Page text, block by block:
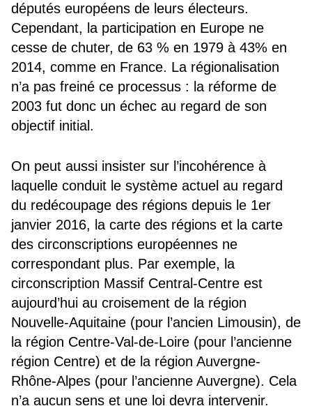
députés européens de leurs électeurs.
Cependant, la participation en Europe ne
cesse de chuter, de 63 % en 1979 à 43% en
2014, comme en France. La régionalisation
n’a pas freiné ce processus : la réforme de
2003 fut donc un échec au regard de son
objectif initial.
On peut aussi insister sur l’incohérence à
laquelle conduit le système actuel au regard
du redécoupage des régions depuis le 1er
janvier 2016, la carte des régions et la carte
des circonscriptions européennes ne
correspondant plus. Par exemple, la
circonscription Massif Central-Centre est
aujourd’hui au croisement de la région
Nouvelle-Aquitaine (pour l’ancien Limousin), de
la région Centre-Val-de-Loire (pour l’ancienne
région Centre) et de la région Auvergne-
Rhône-Alpes (pour l’ancienne Auvergne). Cela
n’a aucun sens et une loi devra intervenir.